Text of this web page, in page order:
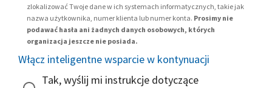
zlokalizować Twoje dane w ich systemach informatycznych, takie jak
nazwa użytkownika, numer klienta lub numer konta. Prosimy nie
podawać hasła ani żadnych danych osobowych, których
organizacja jeszcze nie posiada.
Włącz inteligentne wsparcie w kontynuacji
Tak, wyślij mi instrukcje dotyczące